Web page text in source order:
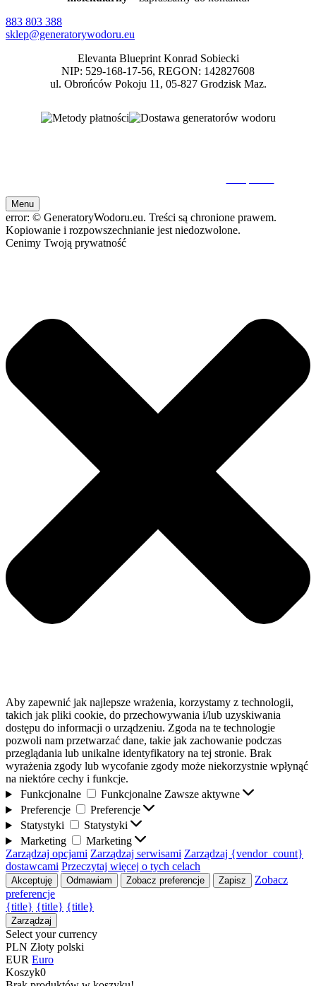
883 803 388
sklep@generatorywodoru.eu
Elevanta Blueprint Konrad Sobiecki
NIP: 529-168-17-56, REGON: 142827608
ul. Obrońców Pokoju 11, 05-827 Grodzisk Maz.
Menu
error: © GeneratoryWodoru.eu. Treści są chronione prawem.
Kopiowanie i rozpowszechnianie jest niedozwolone.
Cenimy Twoją prywatność
Aby zapewnić jak najlepsze wrażenia, korzystamy z technologii,
takich jak pliki cookie, do przechowywania i/lub uzyskiwania
dostępu do informacji o urządzeniu. Zgoda na te technologie
pozwoli nam przetwarzać dane, takie jak zachowanie podczas
przeglądania lub unikalne identyfikatory na tej stronie. Brak
wyrażenia zgody lub wycofanie zgody może niekorzystnie wpłynąć
na niektóre cechy i funkcje.
Funkcjonalne
Funkcjonalne Zawsze aktywne
Preferencje
Preferencje
Statystyki
Statystyki
Marketing
Marketing
Zarządzaj opcjami Zarządzaj serwisami Zarządzaj {vendor_count}
dostawcami Przeczytaj więcej o tych celach
Akceptuję Odmawiam Zobacz preferencje Zapisz
Zobacz
preferencje
{title} {title} {title}
Zarządzaj
Select your currency
PLN Złoty polski
EUR Euro
Koszyk0